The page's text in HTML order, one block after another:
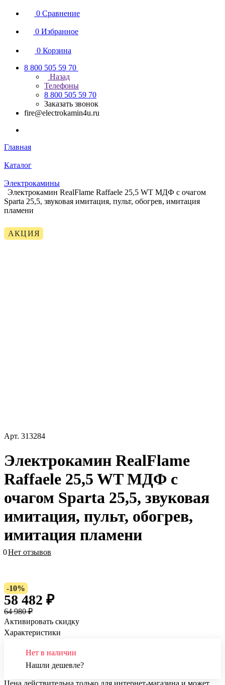
0 Сравнение
0 Избранное
0 Корзина
8 800 505 59 70
Назад
Телефоны
8 800 505 59 70
Заказать звонок
fire@electrokamin4u.ru
Главная
Каталог
Электрокамины
Электрокамин RealFlame Raffaele 25,5 WT МДФ с очагом
Sparta 25,5, звуковая имитация, пульт, обогрев, имитация
пламени
АКЦИЯ
Арт. 313284
Электрокамин RealFlame
Raffaele 25,5 WT МДФ с
очагом Sparta 25,5, звуковая
имитация, пульт, обогрев,
имитация пламени
0Нет отзывов
-10%
58 482 ₽
64 980 ₽
Активировать скидку
Характеристики
Нет в наличии
Нашли дешевле?